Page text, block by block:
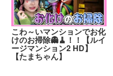
こわ～いマンションでお化
けのお掃除👻🧹！！【ルイ
ージマンション2 HD】
【たまちゃん】